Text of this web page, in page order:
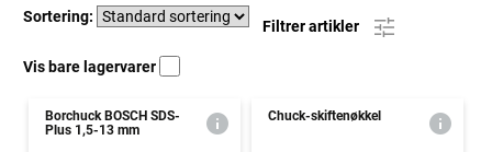
Sortering:
Filtrer artikler
Vis bare lagervarer
Borchuck BOSCH SDS-
Plus 1,5-13 mm
Chuck-skiftenøkkel